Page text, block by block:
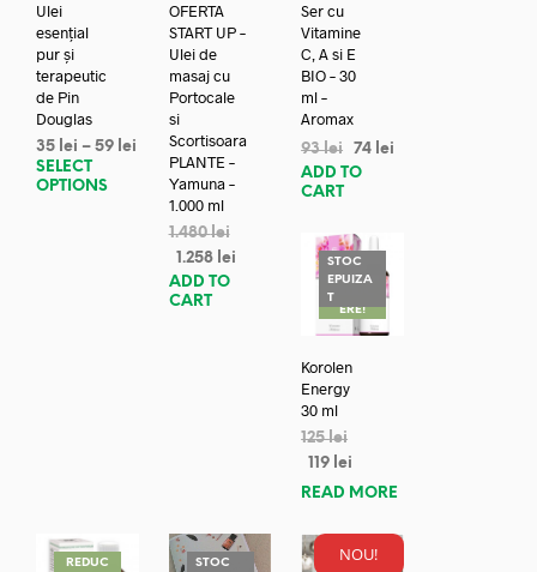
Ulei
esențial
pur și
terapeutic
de Pin
Douglas
35 lei – 59 lei
SELECT
OPTIONS
OFERTA
START UP –
Ulei de
masaj cu
Portocale
si
Scortisoara
PLANTE –
Yamuna –
1.000 ml
1.480lei
1.258 lei
ADD TO
CART
Ser cu
Vitamine
C, A si E
BIO – 30
ml –
Aromax
93lei 74 lei
ADD TO
CART
STOC
EPUIZA
TREDUC
ERE!
Korolen
Energy
30 ml
125lei
119 lei
READ MORE
REDUC
STOC
NOU!
REDUC